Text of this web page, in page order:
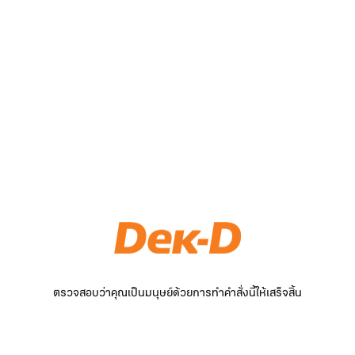
ตรวจสอบว่าคุณเป็นมนุษย์ด้วยการทำคำสั่งนี้ให้เสร็จสิ้น